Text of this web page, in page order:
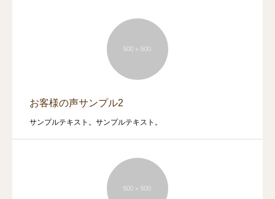
お客様の声サンプル2
サンプルテキスト。サンプルテキスト。